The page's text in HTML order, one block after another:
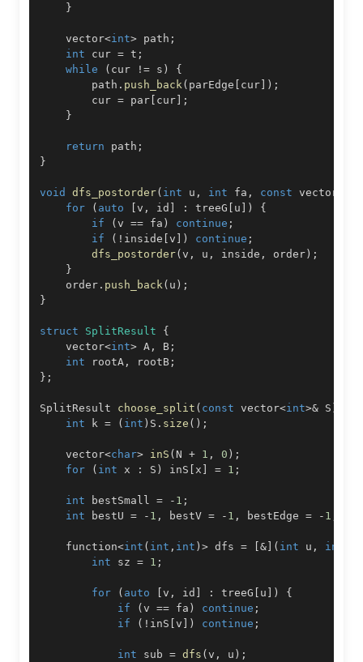
}
    vector
<int> path ;
int cur = t ;
while
( cur != s )
{
        path
. push_back ( parEdge [ cur] ) ;
        cur
= par [ cur] ;
}
return path ;
}
void dfs_postorder( int u , int fa , const vector
for
( auto [v , id ] : treeG [ u ] )
{
if
(v == fa ) continue ;
if
( ! inside [v ] ) continue ;
dfs_postorder(v , u , inside , order) ;
}
    order
. push_back ( u ) ;
}
struct SplitResult
{
    vector
<int> A , B ;
int rootA , rootB ;
} ;
SplitResult choose_split ( const vector<int>& S )
int k = ( int ) S . size ( ) ;
    vector
<char> inS ( N + 1 , 0 ) ;
for
( int x : S ) inS [ x ] = 1 ;
int bestSmall = - 1 ;
int bestU = - 1 , bestV = - 1 , bestEdge = - 1
    function
<int ( int , int ) > dfs = [&] ( int u , int
int sz = 1 ;
for ( auto [v , id ] : treeG [ u ] )
{
if
(v == fa ) continue ;
if
( ! inS [v ] ) continue ;
int sub = dfs (v , u ) ;